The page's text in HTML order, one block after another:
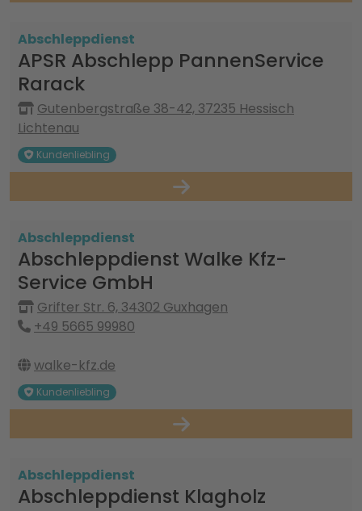
Abschleppdienst
APSR Abschlepp PannenService
Rarack
Gutenbergstraße 38-42, 37235 Hessisch
Lichtenau
Kundenliebling
Abschleppdienst
Abschleppdienst Walke Kfz-
Service GmbH
Grifter Str. 6, 34302 Guxhagen
+49 5665 99980
walke-kfz.de
Kundenliebling
Abschleppdienst
Abschleppdienst Klagholz